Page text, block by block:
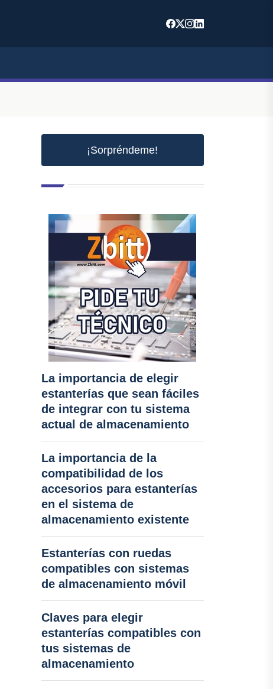
¡Sorpréndeme!
La importancia de elegir
estanterías que sean fáciles
de integrar con tu sistema
actual de almacenamiento
La importancia de la
compatibilidad de los
accesorios para estanterías
en el sistema de
almacenamiento existente
Estanterías con ruedas
compatibles con sistemas
de almacenamiento móvil
Claves para elegir
estanterías compatibles con
tus sistemas de
almacenamiento